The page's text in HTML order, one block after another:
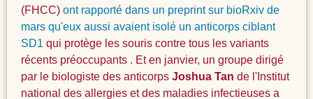
(FHCC) ont rapporté dans un preprint sur bioRxiv de
mars qu'eux aussi avaient isolé un anticorps ciblant
SD1 qui protège les souris contre tous les variants
récents préoccupants . Et en janvier, un groupe dirigé
par le biologiste des anticorps Joshua Tan de l'Institut
national des allergies et des maladies infectieuses a